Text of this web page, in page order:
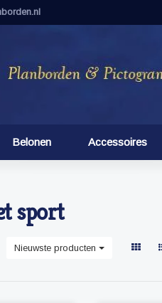
Belonen Accessoires
sport
Nieuwste producten